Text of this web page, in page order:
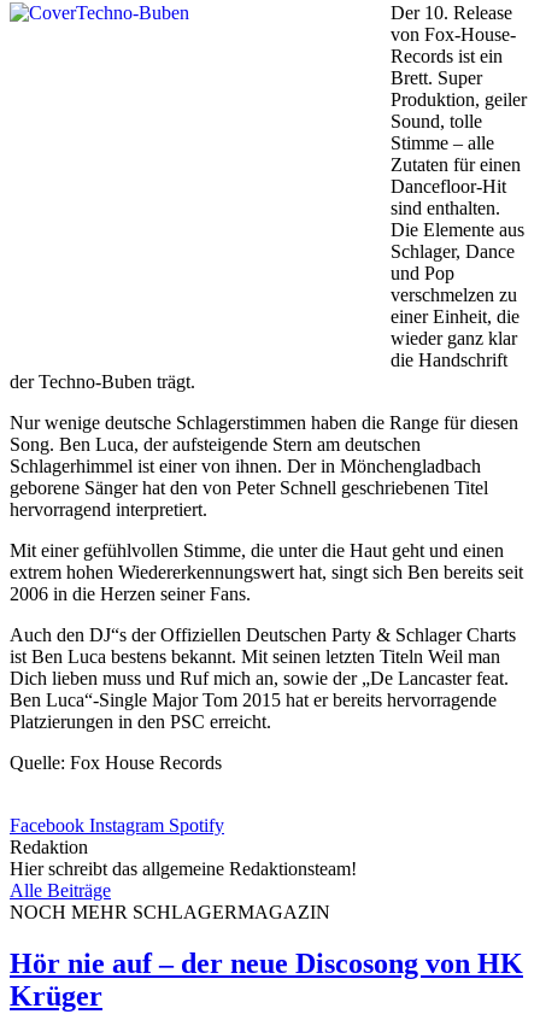
Der 10. Release
von Fox-House-
Records ist ein
Brett. Super
Produktion, geiler
Sound, tolle
Stimme – alle
Zutaten für einen
Dancefloor-Hit
sind enthalten.
Die Elemente aus
Schlager, Dance
und Pop
verschmelzen zu
einer Einheit, die
wieder ganz klar
die Handschrift
der Techno-Buben trägt.
Nur wenige deutsche Schlagerstimmen haben die Range für diesen
Song. Ben Luca, der aufsteigende Stern am deutschen
Schlagerhimmel ist einer von ihnen. Der in Mönchengladbach
geborene Sänger hat den von Peter Schnell geschriebenen Titel
hervorragend interpretiert.
Mit einer gefühlvollen Stimme, die unter die Haut geht und einen
extrem hohen Wiedererkennungswert hat, singt sich Ben bereits seit
2006 in die Herzen seiner Fans.
Auch den DJ“s der Offiziellen Deutschen Party & Schlager Charts
ist Ben Luca bestens bekannt. Mit seinen letzten Titeln Weil man
Dich lieben muss und Ruf mich an, sowie der „De Lancaster feat.
Ben Luca“-Single Major Tom 2015 hat er bereits hervorragende
Platzierungen in den PSC erreicht.
Quelle: Fox House Records
Facebook Instagram Spotify
Redaktion
Hier schreibt das allgemeine Redaktionsteam!
Alle Beiträge
NOCH MEHR SCHLAGERMAGAZIN
Hör nie auf – der neue Discosong von HK
Krüger